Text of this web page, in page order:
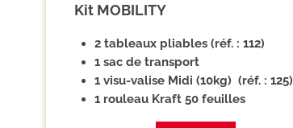
Kit MOBILITY
2 tableaux pliables (réf. : 112)
1 sac de transport
1 visu-valise Midi (10kg) (réf. : 125)
1 rouleau Kraft 50 feuilles